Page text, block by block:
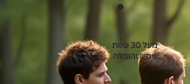
מעל 30 שנות
ניסיון והובלה